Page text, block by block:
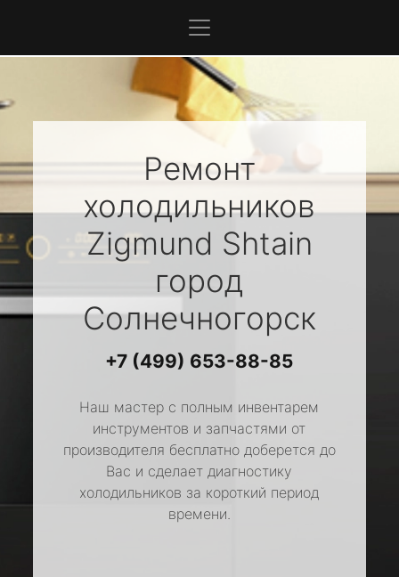
Ремонт
холодильников
Zigmund Shtain
город
Солнечногорск
+7 (499) 653-88-85
Наш мастер с полным инвентарем
инструментов и запчастями от
производителя бесплатно доберется до
Вас и сделает диагностику
холодильников за короткий период
времени.